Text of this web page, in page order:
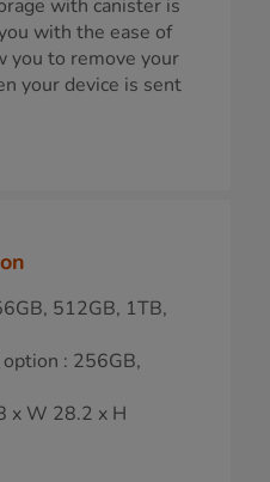
with canister is
with the ease of
you to remove your
your device is sent
512GB, 1TB,
option : 256GB,
x W 28.2 x H